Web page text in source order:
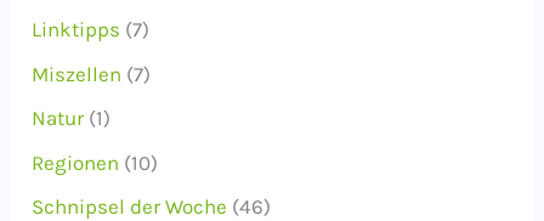
Linktipps (7)
Miszellen (7)
Natur(1)
Regionen (10)
Schnipsel der Woche (46)